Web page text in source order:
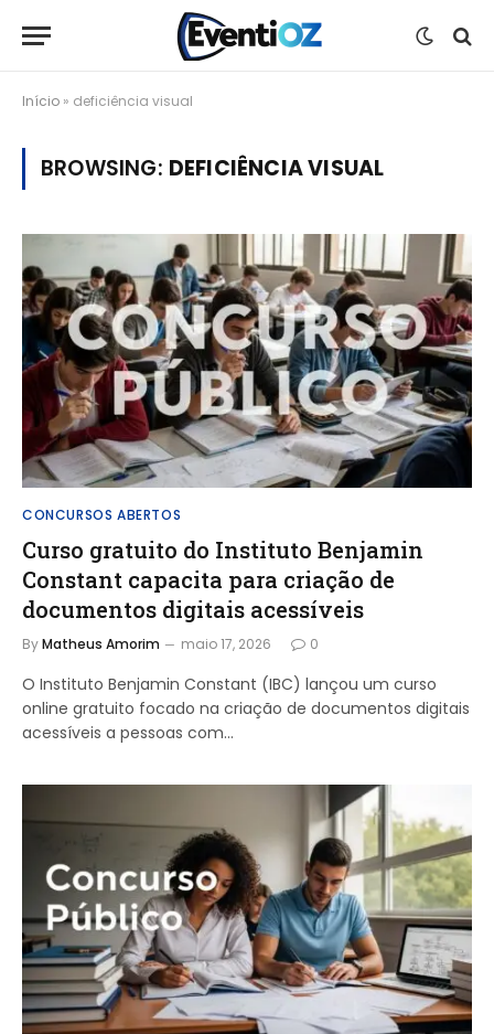
Início » deficiência visual
BROWSING: DEFICIÊNCIA VISUAL
CONCURSOS ABERTOS
Curso gratuito do Instituto Benjamin
Constant capacita para criação de
documentos digitais acessíveis
ByMatheus Amorim maio 17, 2026 0
O Instituto Benjamin Constant (IBC) lançou um curso
online gratuito focado na criação de documentos digitais
acessíveis a pessoas com…